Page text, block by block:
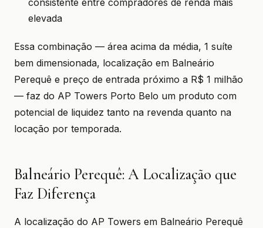
consistente entre compradores de renda mais
elevada
Essa combinação — área acima da média, 1 suíte
bem dimensionada, localização em Balneário
Perequê e preço de entrada próximo a R$ 1 milhão
— faz do AP Towers Porto Belo um produto com
potencial de liquidez tanto na revenda quanto na
locação por temporada.
Balneário Perequê: A Localização que
Faz Diferença
A localização do AP Towers em Balneário Perequê